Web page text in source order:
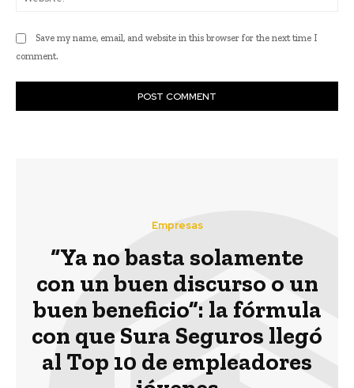
Save my name, email, and website in this browser for the next time I
comment.